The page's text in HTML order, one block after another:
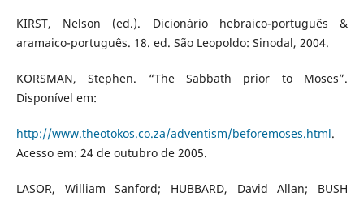
KIRST, Nelson (ed.). Dicionário hebraico-português &
aramaico-português. 18. ed. São Leopoldo: Sinodal, 2004.
KORSMAN, Stephen. “The Sabbath prior to Moses”.
Disponível em:
http://www.theotokos.co.za/adventism/beforemoses.html.
Acesso em: 24 de outubro de 2005.
LASOR, William Sanford; HUBBARD, David Allan; BUSH